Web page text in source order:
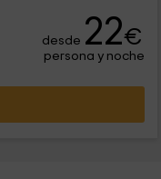
desde 22€
persona y noche